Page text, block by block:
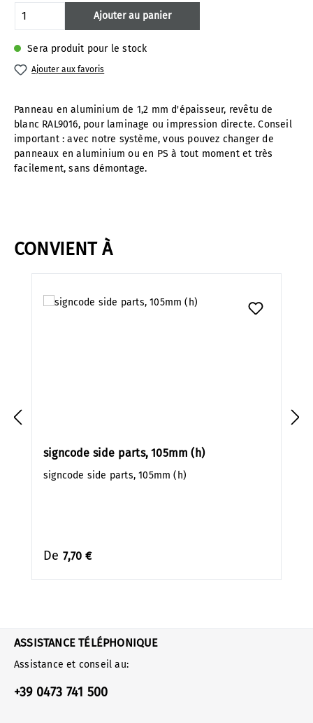
Sera produit pour le stock
Quantité de produit : Entrez la quantité
Ajouter au panier
Ajouter aux favoris
Panneau en aluminium de 1,2 mm d'épaisseur, revêtu de
blanc RAL9016, pour laminage ou impression directe. Conseil
important : avec notre système, vous pouvez changer de
panneaux en aluminium ou en PS à tout moment et très
facilement, sans démontage.
CONVIENT À
signcode side parts, 105mm (h)
signcode side parts, 105mm (h)
De 7,70 €
ASSISTANCE TÉLÉPHONIQUE
Assistance et conseil au:
+39 0473 741 500